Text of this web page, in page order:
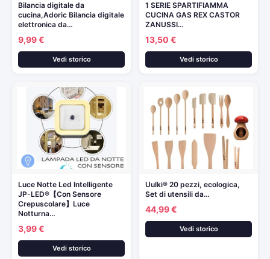
Bilancia digitale da
cucina,Adoric Bilancia digitale
elettronica da…
9,99 €
Vedi storico
1 SERIE SPARTIFIAMMA
CUCINA GAS REX CASTOR
ZANUSSI…
13,50 €
Vedi storico
Luce Notte Led Intelligente
JP-LED®【Con Sensore
Crepuscolare】Luce
Notturna…
3,99 €
Vedi storico
Uulki® 20 pezzi, ecologica,
Set di utensili da…
44,99 €
Vedi storico